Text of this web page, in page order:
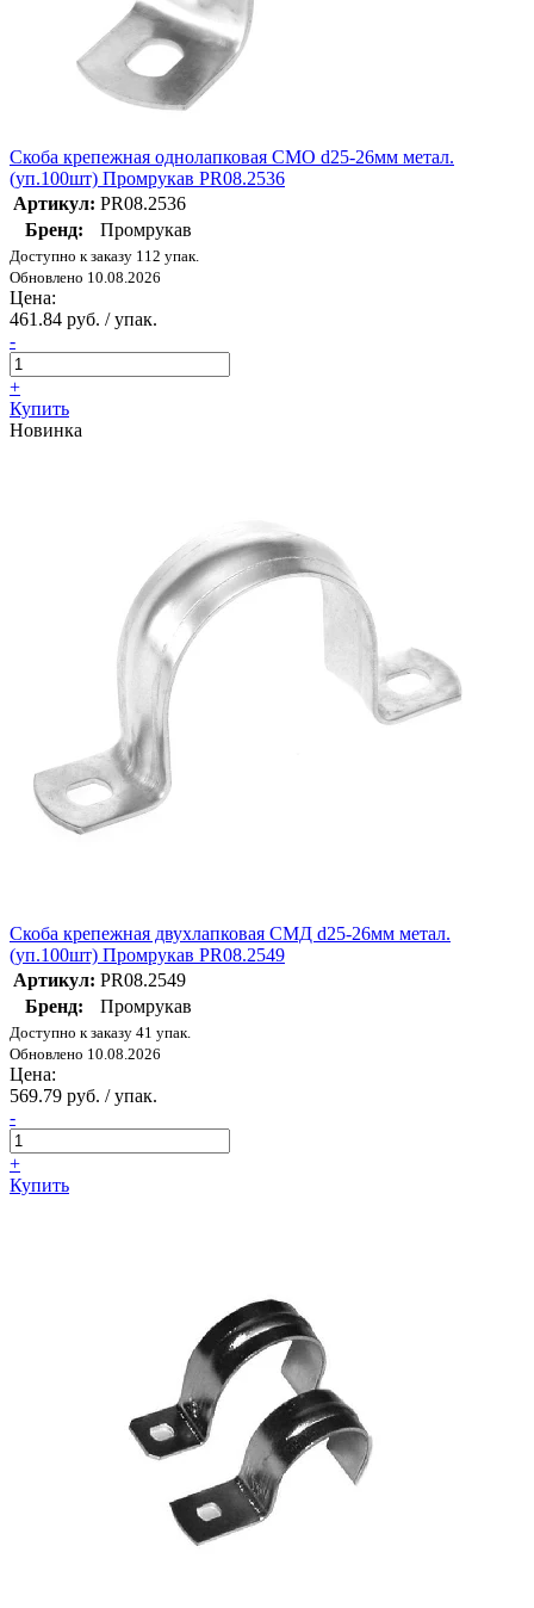
Скоба крепежная однолапковая СМО d25-26мм метал.
(уп.100шт) Промрукав PR08.2536
Артикул: PR08.2536
Бренд:
Промрукав
Доступно к заказу 112 упак.
Обновлено 10.08.2026
Цена:
461.84 руб. / упак.
-
+
Купить
Новинка
Скоба крепежная двухлапковая СМД d25-26мм метал.
(уп.100шт) Промрукав PR08.2549
Артикул: PR08.2549
Бренд:
Промрукав
Доступно к заказу 41 упак.
Обновлено 10.08.2026
Цена:
569.79 руб. / упак.
-
+
Купить